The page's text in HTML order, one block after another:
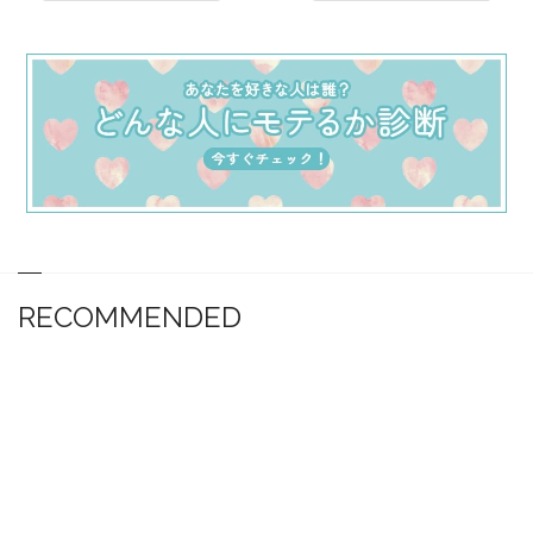
RECOMMENDED